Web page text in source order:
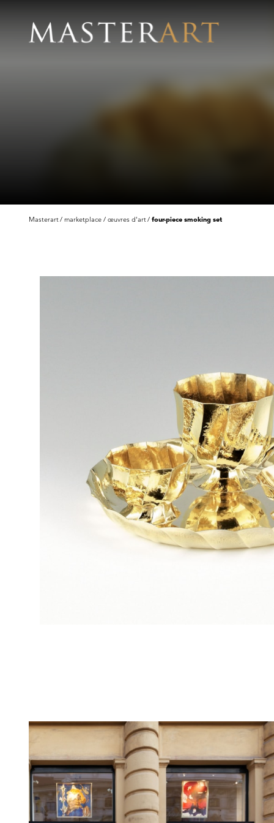
Masterart marketplace œuvres d'art four-piece smoking set